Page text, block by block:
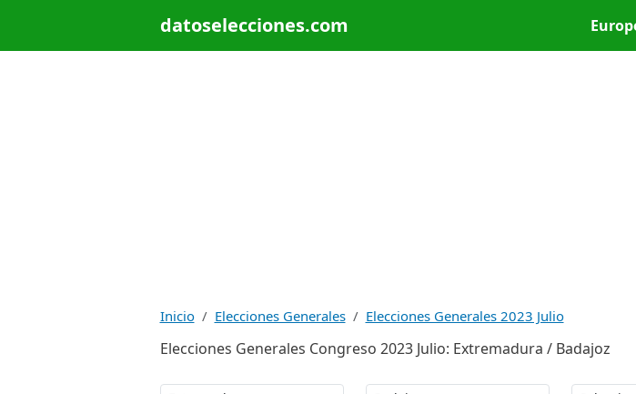
datoselecciones.com
Inicio Elecciones Generales Elecciones Generales 2023 Julio
Elecciones Generales Congreso 2023 Julio: Extremadura / Badajoz